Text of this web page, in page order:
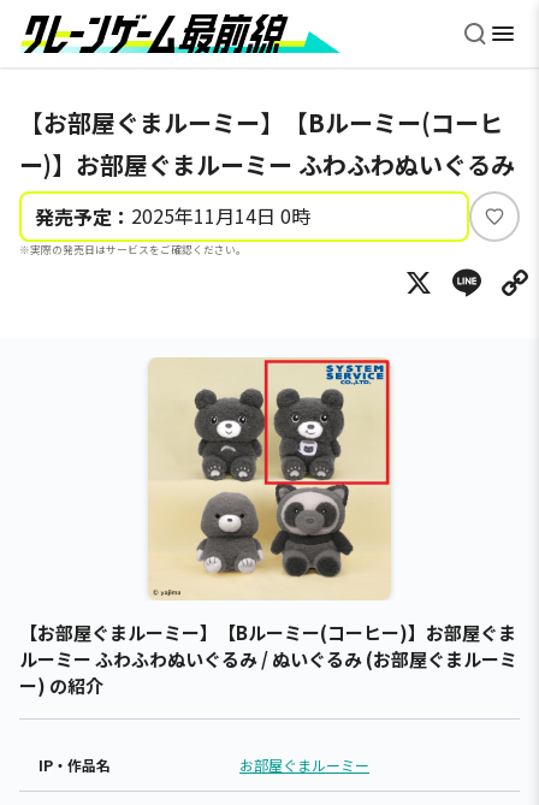
【お部屋ぐまルーミー】【Bルーミー(コーヒ
ー)】お部屋ぐまルーミー ふわふわぬいぐるみ
発売予定： 2025年11月14日 0時
※実際の発売日はサービスをご確認ください。
い
ね
X
【お部屋ぐまルーミー】【Bルーミー(コーヒー)】お部屋ぐま
ルーミー ふわふわぬいぐるみ / ぬいぐるみ (お部屋ぐまルーミ
ー) の紹介
IP・作品名 お部屋ぐまルーミー